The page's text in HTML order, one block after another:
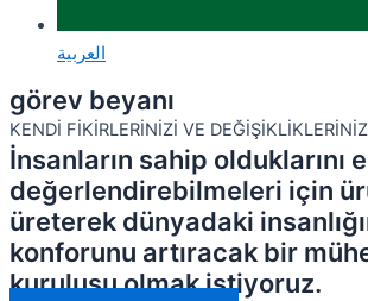
العربية
görev beyanı
KENDİ FİKİRLERİNİZİ VE
İnsanların sahip olduklarını
değerlendirebilmeleri için
üreterek dünyadaki
konforunu artıracak bir
kuruluşu olmak istiyoruz.